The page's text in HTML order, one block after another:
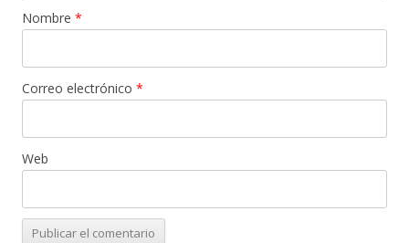
Nombre *
Correo electrónico *
Web